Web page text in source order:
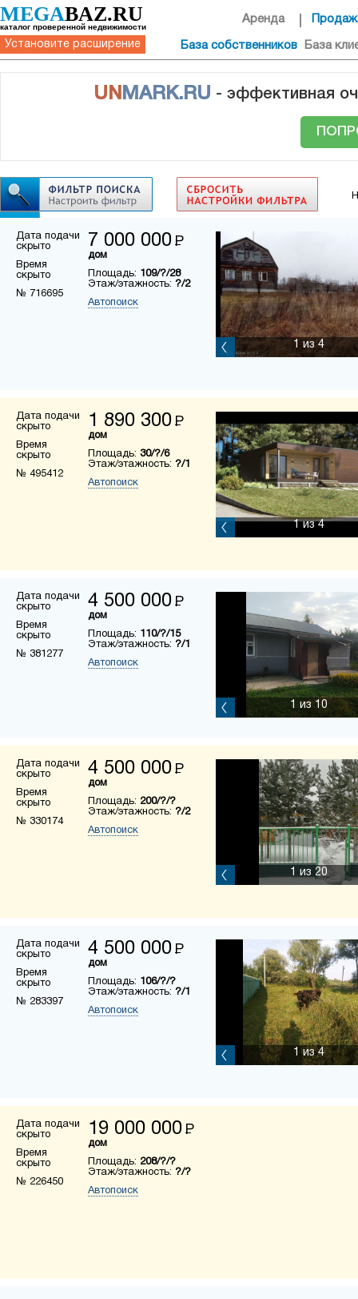
MEGABAZ.RU
каталог проверенной недвижимости
Установите расширение
Аренда
База собственников База
UN MARK.RU - эффективная
Дата подачи
скрыто
Время
скрыто
№ 716695
7 000 000 Р
дом
Площадь: 109/?/28
Этаж/этажность: ?/2
Автопоиск
1 из 4
Дата подачи
скрыто
Время
скрыто
№ 495412
1 890 300 Р
дом
Площадь: 30/?/6
Этаж/этажность: ?/1
Автопоиск
1из 4
Дата подачи
скрыто
Время
скрыто
№ 381277
4 500 000 Р
дом
Площадь: 110/?/15
Этаж/этажность: ?/1
Автопоиск
1 из 10
Дата подачи
скрыто
Время
скрыто
№ 330174
4 500 000 Р
дом
Площадь: 200/?/?
Этаж/этажность: ?/2
Автопоиск
1 из 20
Дата подачи
скрыто
Время
скрыто
№ 283397
4 500 000 Р
дом
Площадь: 106/?/?
Этаж/этажность: ?/1
Автопоиск
1 из 4
Дата подачи
скрыто
Время
скрыто
№ 226450
19 000 000 Р
дом
Площадь: 208/?/?
Этаж/этажность: ?/?
Автопоиск